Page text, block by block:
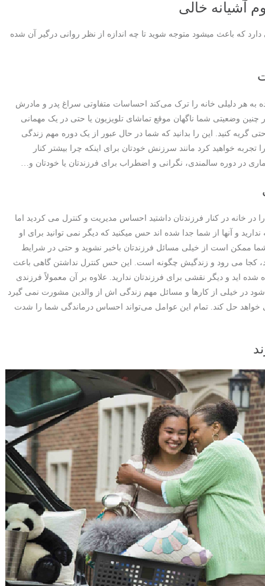
آشیانه خالی
دارد که باعث میشود متوجه شوید تا چه اندازه از نظر روانی درگیر آن شده
به هر دلیلی خانه را ترک می‌کند احساسات متفاوتی سراغ پدر و مادرش
وضعیتی شما ناگهان موقع تماشای تلویزیون یا حتی در یک مهمانی
گریه کنید. این را بدانید که شما در حال عبور از یک دوره مهم زندگی
خواهید کرد مانند سرزنش خودتان برای اینکه چرا بیشتر کنار
در دوره سالمندی، نگرانی و اضطراب برای فرزندتان یا خودتان و…
خانه در کنار فرزندتان داشتید احساس مدیریت و کنترل می کردید اما
و آنها از شما جدا شده اند حس میکنید که دیگر نمی توانید برای او
ممکن است از خیلی مسائل فرزندتان باخبر نشوید و حتی در شرایط
کجا می رود و زندگیش چگونه است. این حس کنترل نداشتن گاهی باعث
اید و دیگر نقشی برای فرزندتان ندارید. علاوه بر آن معمولاً فرزندی
در خیلی از کارها و مسائل مهم زندگی اش از والدین مشورت نمی گیرد
خواهد حل کند. تمام این عوامل می‌تواند احساس درماندگی شما را شدت